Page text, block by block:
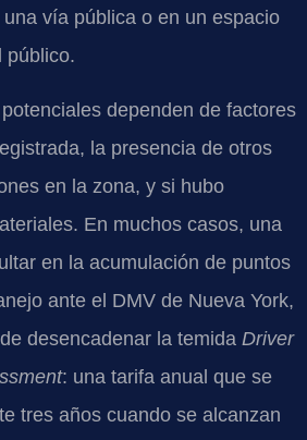
vía pública o en un espacio
público.
dependen de factores
la presencia de otros
en la zona, y si hubo
En muchos casos, una
en la acumulación de puntos
ante el DMV de Nueva York,
desencadenar la temida Driver
: una tarifa anual que se
tres años cuando se alcanzan